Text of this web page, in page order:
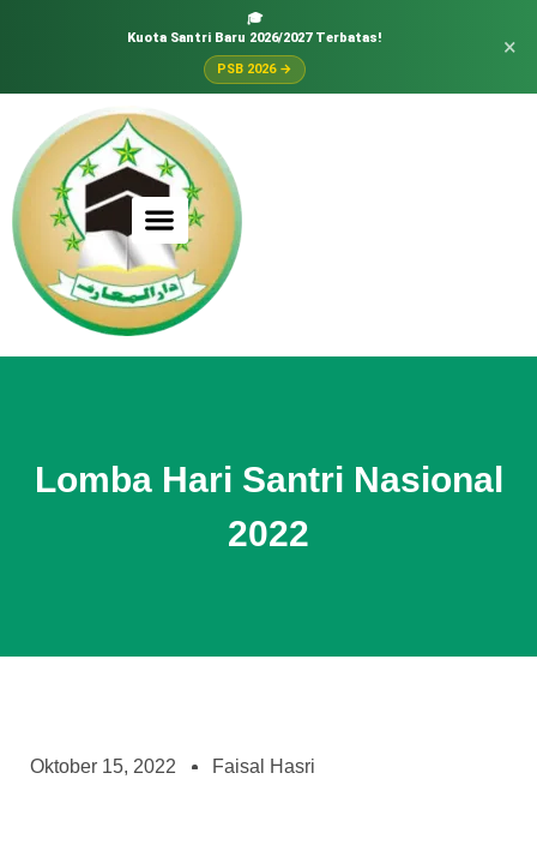
🎓
Kuota Santri Baru 2026/2027 Terbatas!
PSB 2026 →
×
Lomba Hari Santri Nasional
2022
Oktober 15, 2022 Faisal Hasri